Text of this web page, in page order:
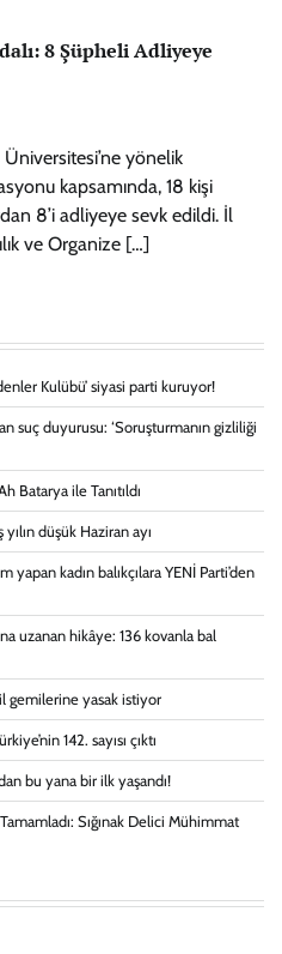
8 Şüpheli Adliyeye
Üniversitesi’ne yönelik
kapsamında, 18 kişi
8’i adliyeye sevk edildi. İl
ve Organize […]
Kulübü’ siyasi parti kuruyor!
suç duyurusu: ‘Soruşturmanın gizliliği
Batarya ile Tanıtıldı
düşük Haziran ayı
yapan kadın balıkçılara YENİ Parti’den
uzanan hikâye: 136 kovanla bal
gemilerine yasak istiyor
142. sayısı çıktı
bu yana bir ilk yaşandı!
Sığınak Delici Mühimmat